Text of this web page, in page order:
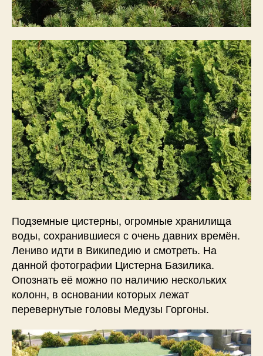
Подземные цистерны, огромные хранилища
воды, сохранившиеся с очень давних времён.
Лениво идти в Википедию и смотреть. На
данной фотографии Цистерна Базилика.
Опознать её можно по наличию нескольких
колонн, в основании которых лежат
перевернутые головы Медузы Горгоны.